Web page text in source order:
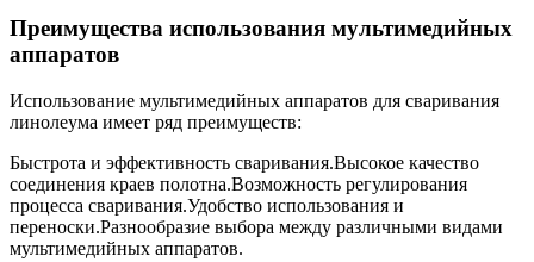
Преимущества использования мультимедийных
аппаратов
Использование мультимедийных аппаратов для сваривания
линолеума имеет ряд преимуществ:
Быстрота и эффективность сваривания.Высокое качество
соединения краев полотна.Возможность регулирования
процесса сваривания.Удобство использования и
переноски.Разнообразие выбора между различными видами
мультимедийных аппаратов.